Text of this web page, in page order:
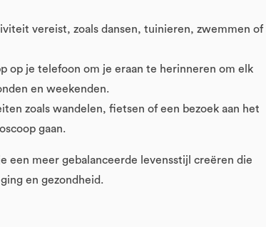
vereist, zoals dansen, tuinieren, zwemmen of
op je telefoon om je eraan te herinneren om elk
en weekenden.
zoals wandelen, fietsen of een bezoek aan het
gaan.
een meer gebalanceerde levensstijl creëren die
en gezondheid.